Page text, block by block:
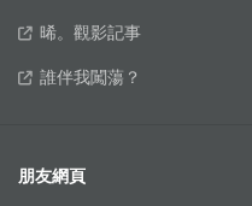
晞。觀影記事
誰伴我闖蕩？
朋友網頁